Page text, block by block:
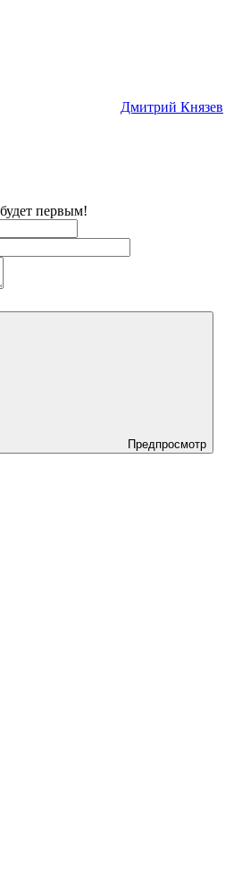
Дмитрий Князев
первым!
Предпросмотр